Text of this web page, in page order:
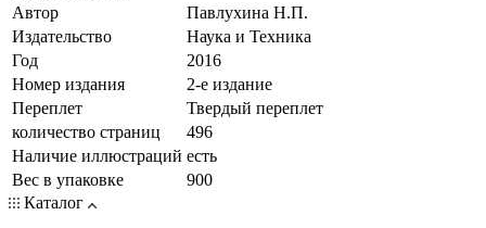
Автор
Павлухина Н.П.
Издательство
Наука и Техника
Год
2016
Номер издания
2-е издание
Переплет
Твердый переплет
количество страниц
496
Наличие иллюстраций есть
Вес в упаковке
900
Каталог